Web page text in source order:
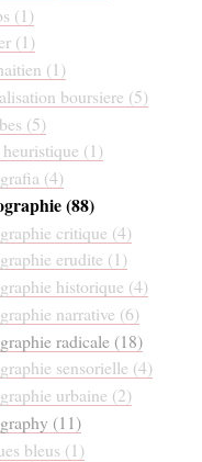
(1)
(1)
(1)
boursiere (5)
(5)
(1)
(4)
(88)
critique (4)
erudite (1)
historique (4)
narrative (6)
radicale (18)
sensorielle (4)
urbaine (2)
(11)
bleus (1)